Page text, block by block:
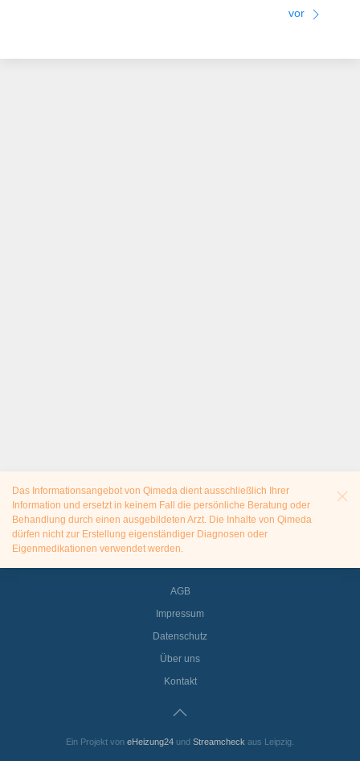
vor
Das Informationsangebot von Qimeda dient ausschließlich Ihrer
Information und ersetzt in keinem Fall die persönliche Beratung oder
Behandlung durch einen ausgebildeten Arzt. Die Inhalte von Qimeda
dürfen nicht zur Erstellung eigenständiger Diagnosen oder
Eigenmedikationen verwendet werden.
AGB
Impressum
Datenschutz
Über uns
Kontakt
Ein Projekt von eHeizung24 und Streamcheck aus Leipzig.